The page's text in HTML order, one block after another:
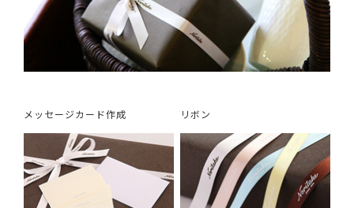
メッセージカード作成 リボン